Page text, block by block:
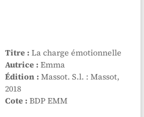
Titre : La charge émotionnelle
Autrice : Emma
Édition : Massot. S.l. : Massot,
2018
Cote : BDP EMM